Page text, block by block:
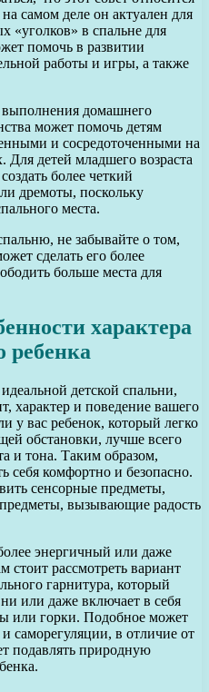
самом деле он актуален для
«уголков» в спальне для
помочь в развитии
работы и игры, а также
выполнения домашнего
может помочь детям
и сосредоточенными на
Для детей младшего возраста
более четкий
дремоты, поскольку
места.
не забывайте о том,
сделать его более
больше места для
характера
ребенка
детской спальни,
характер и поведение вашего
у вас ребенок, который легко
обстановки, лучше всего
и тона. Таким образом,
себя комфортно и безопасно.
сенсорные предметы,
вызывающие радость
энергичный или даже
рассмотреть вариант
гарнитура, который
или даже включает в себя
или горки. Подобное может
саморегуляции, в отличие от
подавлять природную